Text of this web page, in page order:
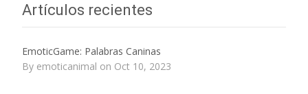
Artículos recientes
EmoticGame: Palabras Caninas
By emoticanimal on Oct 10, 2023